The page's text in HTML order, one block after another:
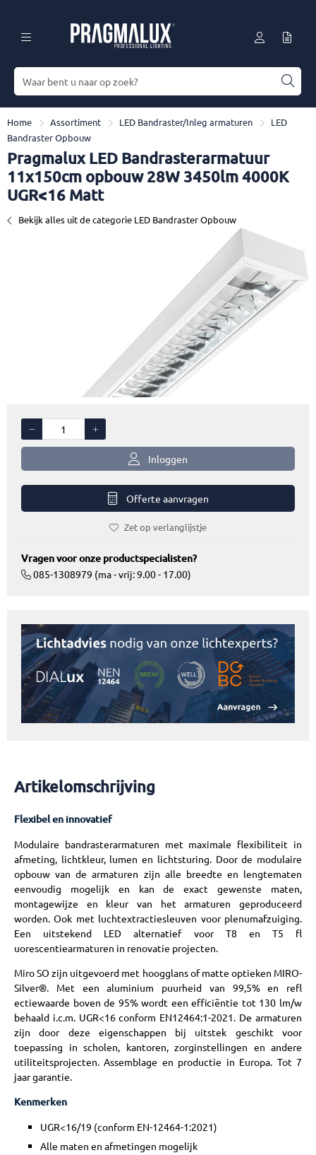
Home Assortiment LED Bandraster/Inleg armaturen
LED
Bandraster Opbouw
Pragmalux LED Bandrasterarmatuur
11x150cm opbouw 28W 3450lm 4000K
UGR<16 Matt
Bekijk alles uit de categorie LED Bandraster Opbouw
Inloggen
Offerte aanvragen
Zet op verlanglijstje
Vragen voor onze productspecialisten?
085-1308979 (ma - vrij: 9.00 - 17.00)
Artikelomschrijving
Flexibel en innovatief
Modulaire bandrasterarmaturen met maximale flexibiliteit in
afmeting, lichtkleur, lumen en lichtsturing. Door de modulaire
opbouw van de armaturen zijn alle breedte en lengtematen
eenvoudig mogelijk en kan de exact gewenste maten,
montagewijze en kleur van het armaturen geproduceerd
worden. Ook met luchtextractiesleuven voor plenumafzuiging.
Een uitstekend LED alternatief voor T8 en T5 fl
uorescentiearmaturen in renovatie projecten.
Miro SO zijn uitgevoerd met hoogglans of matte optieken MIRO-
Silver®. Met een aluminium puurheid van 99,5% en refl
ectiewaarde boven de 95% wordt een efficiëntie tot 130 lm/w
behaald i.c.m. UGR<16 conform EN12464:1-2021. De armaturen
zijn door deze eigenschappen bij uitstek geschikt voor
toepassing in scholen, kantoren, zorginstellingen en andere
utiliteitsprojecten. Assemblage en productie in Europa. Tot 7
jaar garantie.
Kenmerken
UGR<16/19 (conform EN-12464-1:2021)
Alle maten en afmetingen mogelijk